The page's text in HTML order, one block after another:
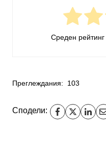
Среден рейтинг
Преглеждания: 103
Сподели: